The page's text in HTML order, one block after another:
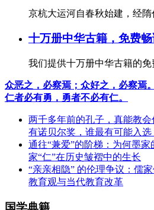
京杭大运河自春秋始建，经
十万册中华古籍，免费
我们提供十万册中华古籍的
众恶之，必察焉；众好之，必察焉。
仁者必有勇，勇者不必有仁。
两千多年前的孔子，真能教会
有诺贝尔奖，谁最有可能入选
通往“兼爱”的阶梯：为何墨家
家“仁”在历史皱褶中的生长
“亲亲相隐” 的伦理争议：儒
教育观与当代教育改革
国学典籍